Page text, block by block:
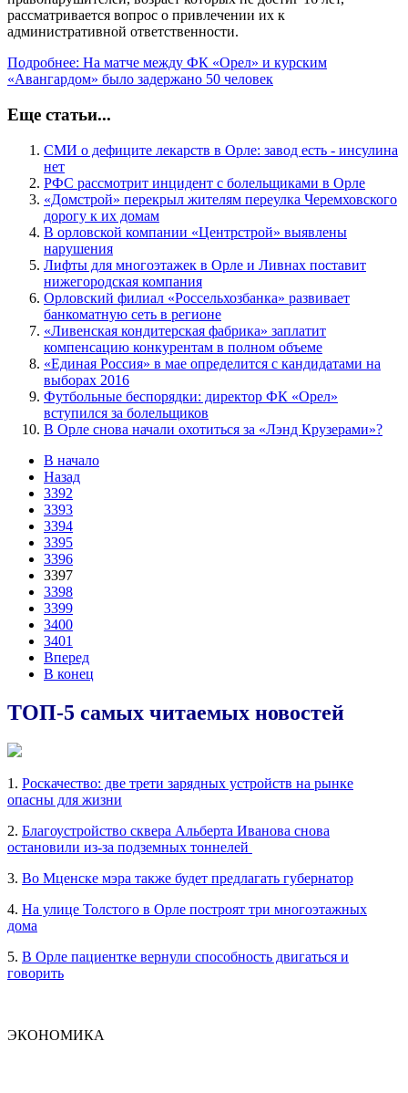
рассматривается вопрос о привлечении их к
административной ответственности.
Подробнее: На матче между ФК «Орел» и курским
«Авангардом» было задержано 50 человек
Еще статьи...
СМИ о дефиците лекарств в Орле: завод есть - инсулина
нет
РФС рассмотрит инцидент с болельщиками в Орле
«Домстрой» перекрыл жителям переулка Черемховского
дорогу к их домам
В орловской компании «Центрстрой» выявлены
нарушения
Лифты для многоэтажек в Орле и Ливнах поставит
нижегородская компания
Орловский филиал «Россельхозбанка» развивает
банкоматную сеть в регионе
«Ливенская кондитерская фабрика» заплатит
компенсацию конкурентам в полном объеме
«Единая Россия» в мае определится с кандидатами на
выборах 2016
Футбольные беспорядки: директор ФК «Орел»
вступился за болельщиков
В Орле снова начали охотиться за «Лэнд Крузерами»?
В начало
Назад
3392
3393
3394
3395
3396
3397
3398
3399
3400
3401
Вперед
В конец
ТОП-5 самых читаемых новостей
1. Роскачество: две трети зарядных устройств на рынке
опасны для жизни
2. Благоустройство сквера Альберта Иванова снова
остановили из-за подземных тоннелей
3. Во Мценске мэра также будет предлагать губернатор
4. На улице Толстого в Орле построят три многоэтажных
дома
5. В Орле пациентке вернули способность двигаться и
говорить
ЭКОНОМИКА